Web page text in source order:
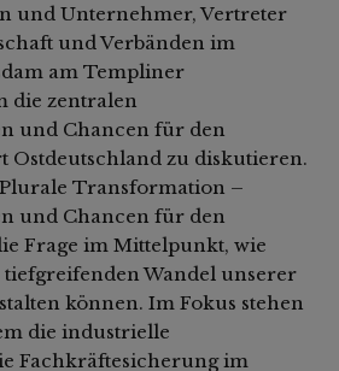
und Unternehmer, Vertreter
und Verbänden im
am Templiner
die zentralen
und Chancen für den
Ostdeutschland zu diskutieren.
Transformation –
und Chancen für den
Frage im Mittelpunkt, wie
Wandel unserer
können. Im Fokus stehen
die industrielle
Fachkräftesicherung im